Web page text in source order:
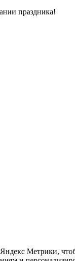
праздника!
Метрики,